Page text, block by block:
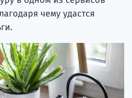
чему удастся